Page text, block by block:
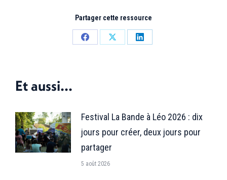
Partager cette ressource
PartagerPartagerPartager
Et aussi...
Festival La Bande à Léo 2026 : dix
jours pour créer, deux jours pour
partager
5 août 2026